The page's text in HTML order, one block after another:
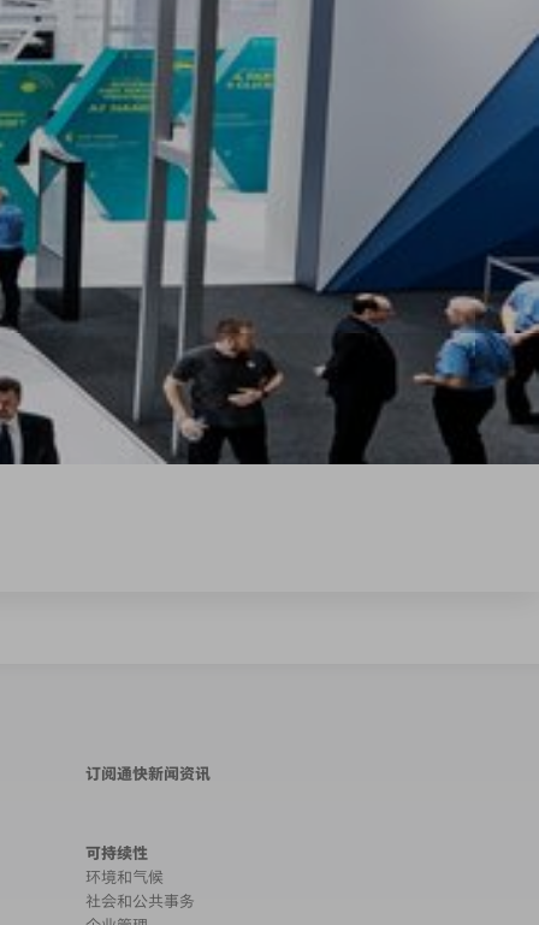
订阅通快新闻资讯
可持续性
环境和气候
社会和公共事务